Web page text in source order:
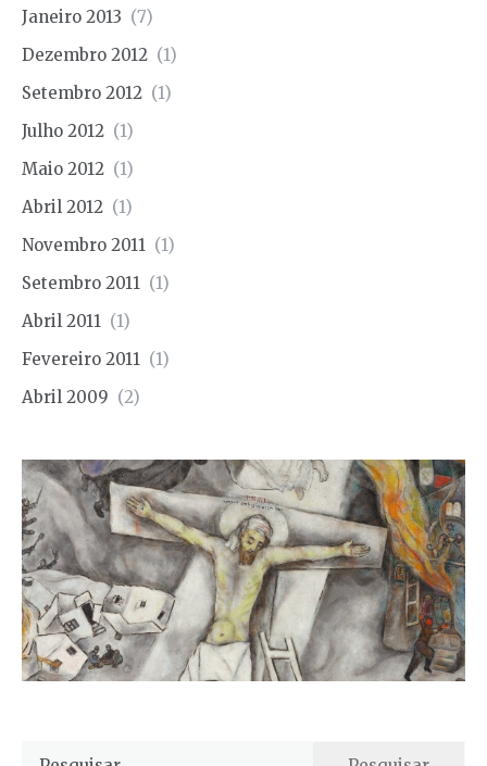
Janeiro 2013 (7)
Dezembro 2012 (1)
Setembro 2012 (1)
Julho 2012 (1)
Maio 2012 (1)
Abril 2012 (1)
Novembro 2011 (1)
Setembro 2011 (1)
Abril 2011 (1)
Fevereiro 2011 (1)
Abril 2009 (2)
Pesquisar